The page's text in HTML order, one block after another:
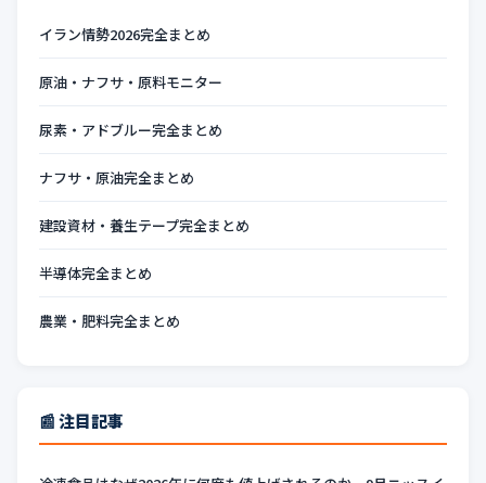
イラン情勢2026完全まとめ
原油・ナフサ・原料モニター
尿素・アドブルー完全まとめ
ナフサ・原油完全まとめ
建設資材・養生テープ完全まとめ
半導体完全まとめ
農業・肥料完全まとめ
📰 注目記事